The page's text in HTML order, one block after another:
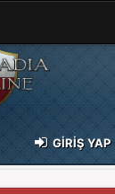
GIRIŞ YAP